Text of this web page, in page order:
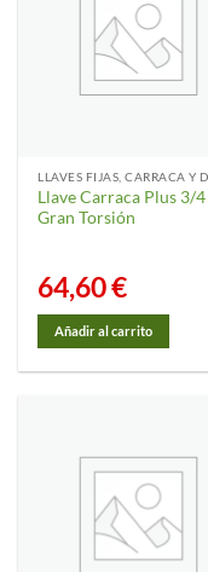
Llave Carraca Plus 3/4
Gran Torsión
64,60€
Añadir al carrito